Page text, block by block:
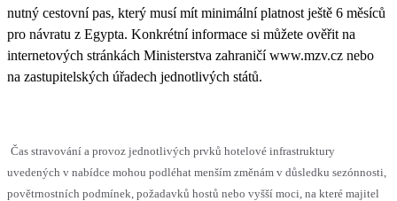
nutný cestovní pas, který musí mít minimální platnost ještě 6 měsíců
pro návratu z Egypta. Konkrétní informace si můžete ověřit na
internetových stránkách Ministerstva zahraničí www.mzv.cz nebo
na zastupitelských úřadech jednotlivých států.
Čas stravování a provoz jednotlivých prvků hotelové infrastruktury
uvedených v nabídce mohou podléhat menším změnám v důsledku sezónnosti,
povětrnostních podmínek, požadavků hostů nebo vyšší moci, na které majitel